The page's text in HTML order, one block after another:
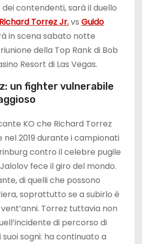
contendenti, sarà il duello
Richard Torrez Jr.vs Guido
in scena sabato notte
della Top Rank di Bob
Resort di Las Vegas.
un fighter vulnerabile
KO che Richard Torrez
2019 durante i campionati
contro il celebre pugile
fece il giro del mondo.
di quelli che possono
soprattutto se a subirlo è
Torrez tuttavia non
di percorso di
suoi sogni: ha continuato a